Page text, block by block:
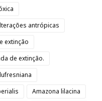
antrópicas
extinção
de extinção.
Amazona lilacina